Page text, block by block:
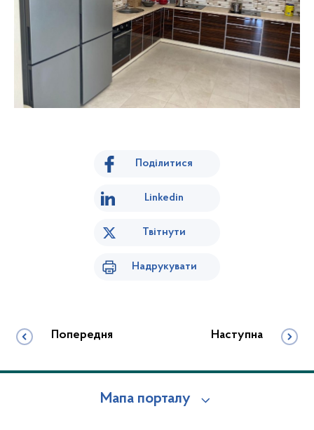
Поділитися
Linkedin
Твітнути
Надрукувати
Попередня Наступна
Мапа порталу